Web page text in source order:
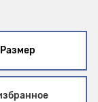
Размер